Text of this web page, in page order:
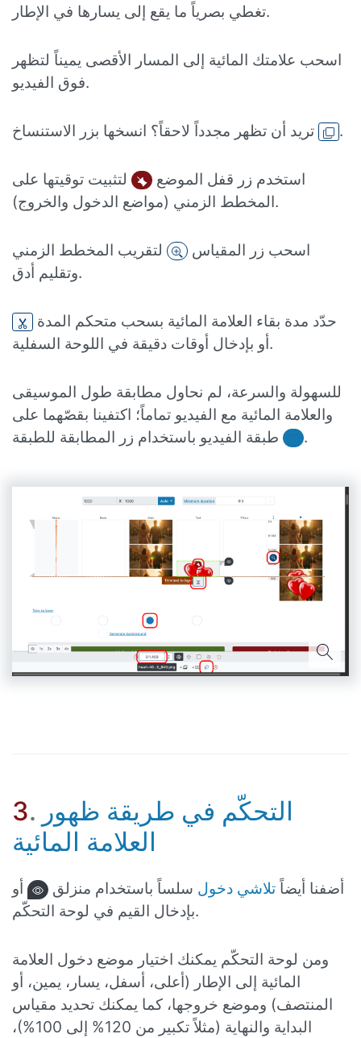
تغطي بصرياً ما يقع إلى يسارها في الإطار.
اسحب علامتك المائية إلى المسار الأقصى يميناً لتظهر
فوق الفيديو.
.
استخدم زر قفل الموضع
لتثبيت توقيتها على
المخطط الزمني (مواضع الدخول والخروج).
اسحب زر المقياس
لتقريب المخطط الزمني
وتقليم أدق.
حدّد مدة بقاء العلامة المائية بسحب متحكم المدة
أو بإدخال أوقات دقيقة في اللوحة السفلية.
للسهولة والسرعة، لم نحاول مطابقة طول الموسيقى
والعلامة المائية مع الفيديو تماماً؛ اكتفينا بقصّهما على
.
3.
العلامة المائية
أضفنا أيضاً تلاشي دخول سلساً باستخدام منزلق
أو
بإدخال القيم في لوحة التحكّم.
ومن لوحة التحكّم يمكنك اختيار موضع دخول العلامة
المائية إلى الإطار (أعلى، أسفل، يسار، يمين، أو
المنتصف) وموضع خروجها، كما يمكنك تحديد مقياس
البداية والنهاية (مثلاً تكبير من 120% إلى 100%)،